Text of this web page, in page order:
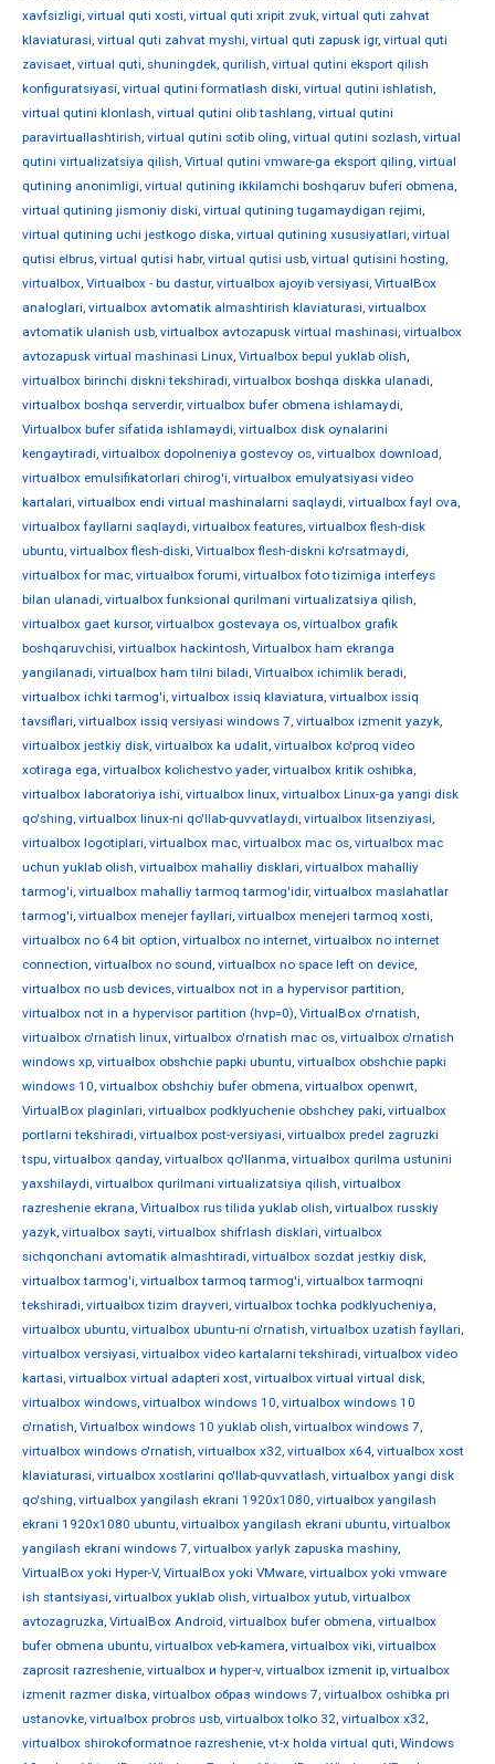
xavfsizligi, virtual quti xosti, virtual quti xripit zvuk, virtual quti zahvat
klaviaturasi, virtual quti zahvat myshi, virtual quti zapusk igr, virtual quti
zavisaet, virtual quti, shuningdek, qurilish, virtual qutini eksport qilish
konfiguratsiyasi, virtual qutini formatlash diski, virtual qutini ishlatish,
virtual qutini klonlash, virtual qutini olib tashlang, virtual qutini
paravirtuallashtirish, virtual qutini sotib oling, virtual qutini sozlash, virtual
qutini virtualizatsiya qilish, Virtual qutini vmware-ga eksport qiling, virtual
qutining anonimligi, virtual qutining ikkilamchi boshqaruv buferi obmena,
virtual qutining jismoniy diski, virtual qutining tugamaydigan rejimi,
virtual qutining uchi jestkogo diska, virtual qutining xususiyatlari, virtual
qutisi elbrus, virtual qutisi habr, virtual qutisi usb, virtual qutisini hosting,
virtualbox, Virtualbox - bu dastur, virtualbox ajoyib versiyasi, VirtualBox
analoglari, virtualbox avtomatik almashtirish klaviaturasi, virtualbox
avtomatik ulanish usb, virtualbox avtozapusk virtual mashinasi, virtualbox
avtozapusk virtual mashinasi Linux, Virtualbox bepul yuklab olish,
virtualbox birinchi diskni tekshiradi, virtualbox boshqa diskka ulanadi,
virtualbox boshqa serverdir, virtualbox bufer obmena ishlamaydi,
Virtualbox bufer sifatida ishlamaydi, virtualbox disk oynalarini
kengaytiradi, virtualbox dopolneniya gostevoy os, virtualbox download,
virtualbox emulsifikatorlari chirog'i, virtualbox emulyatsiyasi video
kartalari, virtualbox endi virtual mashinalarni saqlaydi, virtualbox fayl ova,
virtualbox fayllarni saqlaydi, virtualbox features, virtualbox flesh-disk
ubuntu, virtualbox flesh-diski, Virtualbox flesh-diskni ko'rsatmaydi,
virtualbox for mac, virtualbox forumi, virtualbox foto tizimiga interfeys
bilan ulanadi, virtualbox funksional qurilmani virtualizatsiya qilish,
virtualbox gaet kursor, virtualbox gostevaya os, virtualbox grafik
boshqaruvchisi, virtualbox hackintosh, Virtualbox ham ekranga
yangilanadi, virtualbox ham tilni biladi, Virtualbox ichimlik beradi,
virtualbox ichki tarmog'i, virtualbox issiq klaviatura, virtualbox issiq
tavsiflari, virtualbox issiq versiyasi windows 7, virtualbox izmenit yazyk,
virtualbox jestkiy disk, virtualbox ka udalit, virtualbox ko'proq video
xotiraga ega, virtualbox kolichestvo yader, virtualbox kritik oshibka,
virtualbox laboratoriya ishi, virtualbox linux, virtualbox Linux-ga yangi disk
qo'shing, virtualbox linux-ni qo'llab-quvvatlaydi, virtualbox litsenziyasi,
virtualbox logotiplari, virtualbox mac, virtualbox mac os, virtualbox mac
uchun yuklab olish, virtualbox mahalliy disklari, virtualbox mahalliy
tarmog'i, virtualbox mahalliy tarmoq tarmog'idir, virtualbox maslahatlar
tarmog'i, virtualbox menejer fayllari, virtualbox menejeri tarmoq xosti,
virtualbox no 64 bit option, virtualbox no internet, virtualbox no internet
connection, virtualbox no sound, virtualbox no space left on device,
virtualbox no usb devices, virtualbox not in a hypervisor partition,
virtualbox not in a hypervisor partition (hvp=0), VirtualBox o'rnatish,
virtualbox o'rnatish linux, virtualbox o'rnatish mac os, virtualbox o'rnatish
windows xp, virtualbox obshchie papki ubuntu, virtualbox obshchie papki
windows 10, virtualbox obshchiy bufer obmena, virtualbox openwrt,
VirtualBox plaginlari, virtualbox podklyuchenie obshchey paki, virtualbox
portlarni tekshiradi, virtualbox post-versiyasi, virtualbox predel zagruzki
tspu, virtualbox qanday, virtualbox qo'llanma, virtualbox qurilma ustunini
yaxshilaydi, virtualbox qurilmani virtualizatsiya qilish, virtualbox
razreshenie ekrana, Virtualbox rus tilida yuklab olish, virtualbox russkiy
yazyk, virtualbox sayti, virtualbox shifrlash disklari, virtualbox
sichqonchani avtomatik almashtiradi, virtualbox sozdat jestkiy disk,
virtualbox tarmog'i, virtualbox tarmoq tarmog'i, virtualbox tarmoqni
tekshiradi, virtualbox tizim drayveri, virtualbox tochka podklyucheniya,
virtualbox ubuntu, virtualbox ubuntu-ni o'rnatish, virtualbox uzatish fayllari,
virtualbox versiyasi, virtualbox video kartalarni tekshiradi, virtualbox video
kartasi, virtualbox virtual adapteri xost, virtualbox virtual virtual disk,
virtualbox windows, virtualbox windows 10, virtualbox windows 10
o'rnatish, Virtualbox windows 10 yuklab olish, virtualbox windows 7,
virtualbox windows o'rnatish, virtualbox x32, virtualbox x64, virtualbox xost
klaviaturasi, virtualbox xostlarini qo'llab-quvvatlash, virtualbox yangi disk
qo'shing, virtualbox yangilash ekrani 1920x1080, virtualbox yangilash
ekrani 1920x1080 ubuntu, virtualbox yangilash ekrani ubuntu, virtualbox
yangilash ekrani windows 7, virtualbox yarlyk zapuska mashiny,
VirtualBox yoki Hyper-V, VirtualBox yoki VMware, virtualbox yoki vmware
ish stantsiyasi, virtualbox yuklab olish, virtualbox yutub, virtualbox
avtozagruzka, VirtualBox Android, virtualbox bufer obmena, virtualbox
bufer obmena ubuntu, virtualbox veb-kamera, virtualbox viki, virtualbox
zaprosit razreshenie, virtualbox и hyper-v, virtualbox izmenit ip, virtualbox
izmenit razmer diska, virtualbox образ windows 7, virtualbox oshibka pri
ustanovke, virtualbox probros usb, virtualbox tolko 32, virtualbox х32,
virtualbox shirokoformatnoe razreshenie, vt-x holda virtual quti, Windows